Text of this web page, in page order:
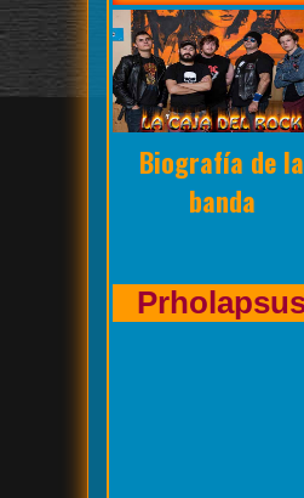
Entrevista de La
Caja del Rock a
Kasuales